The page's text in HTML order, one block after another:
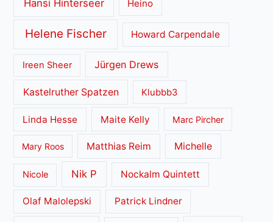
Hansi Hinterseer Heino
Helene Fischer Howard Carpendale
Ireen Sheer Jürgen Drews
Kastelruther Spatzen Klubbb3
Linda Hesse Maite Kelly Marc Pircher
Mary Roos Matthias Reim Michelle
Nicole Nik P Nockalm Quintett
Olaf Malolepski Patrick Lindner